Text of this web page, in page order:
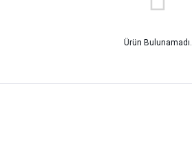
Ürün Bulunamadı.